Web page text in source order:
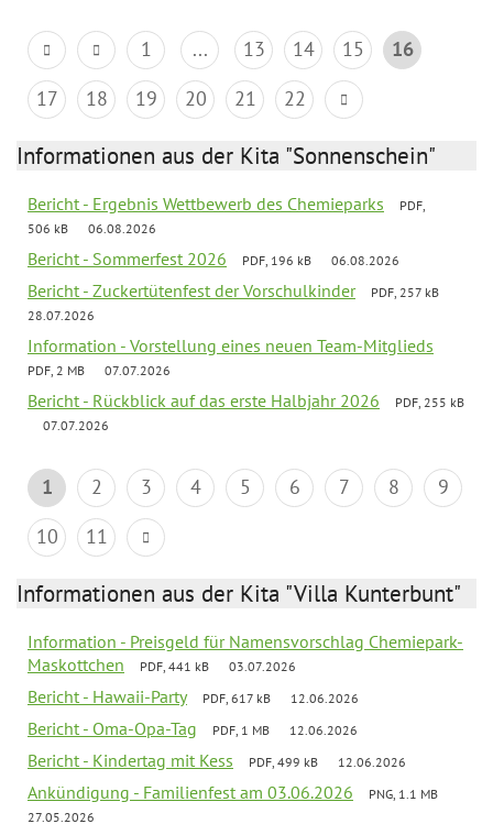
1 ... 13 14 15
16
17
18 19 20 21 22
Informationen aus der Kita "Sonnenschein"
Bericht - Ergebnis Wettbewerb des Chemieparks
PDF,
506 kB
06.08.2026
Bericht - Sommerfest 2026 PDF, 196 kB 06.08.2026
Bericht - Zuckertütenfest der Vorschulkinder
PDF, 257 kB
28.07.2026
Information - Vorstellung eines neuen Team-Mitglieds
PDF, 2 MB 07.07.2026
Bericht - Rückblick auf das erste Halbjahr 2026
PDF, 255 kB
07.07.2026
1 2 3 4 5 6 7 8
9
10
11
Informationen aus der Kita "Villa Kunterbunt"
Information - Preisgeld für Namensvorschlag Chemiepark-
Maskottchen
PDF, 441 kB 03.07.2026
Bericht - Hawaii-Party PDF, 617 kB 12.06.2026
Bericht - Oma-Opa-Tag PDF, 1 MB 12.06.2026
Bericht - Kindertag mit Kess PDF, 499 kB 12.06.2026
Ankündigung - Familienfest am 03.06.2026
PNG, 1.1 MB
27.05.2026